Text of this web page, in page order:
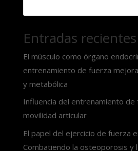
Entradas recientes
El músculo como órgano
entrenamiento de fuerza
y metabólica
Influencia del entrenamiento de
movilidad articular
El papel del ejercicio de fuerza
Combatiendo la osteoporosis y